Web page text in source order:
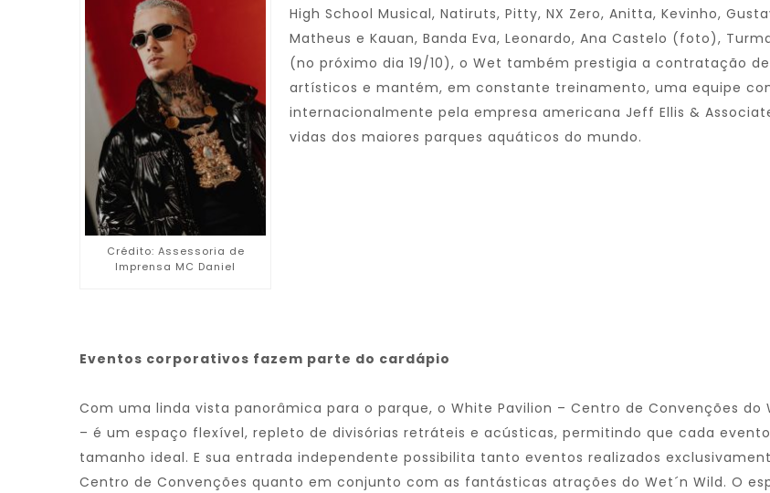
Crédito: Assessoria de
Imprensa MC Daniel
High School Musical, Natiruts, Pitty, NX Zero, Anitta, Kevinho,
Matheus e Kauan, Banda Eva, Leonardo, Ana Castelo (foto),
(no próximo dia 19/10), o Wet também prestigia a contratação
artísticos e mantém, em constante treinamento, uma equipe
internacionalmente pela empresa americana Jeff Ellis &
vidas dos maiores parques aquáticos do mundo.
Eventos corporativos fazem parte do cardápio
Com uma linda vista panorâmica para o parque, o White Pavilion – Centro de Convenções do
– é um espaço flexível, repleto de divisórias retráteis e acústicas, permitindo que cada
tamanho ideal. E sua entrada independente possibilita tanto eventos realizados
Centro de Convenções quanto em conjunto com as fantásticas atrações do Wet´n Wild. O